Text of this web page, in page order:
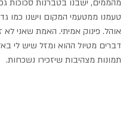
מהממים, ישבנו בטברנות סכוכות
טעמנו ממטעמי המקום וישנו כמו
אוהל. פינוק אמיתי. האמת שאני לא
דברים מטיול ההוא ומזל שיש לי
תמונות מצהיבות שיזכירו נשכחות.